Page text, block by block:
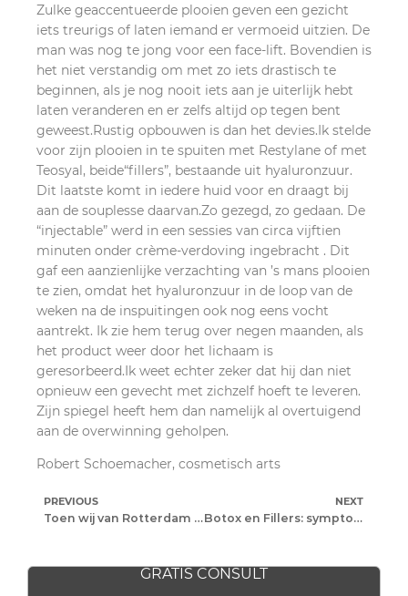
Zulke geaccentueerde plooien geven een gezicht
iets treurigs of laten iemand er vermoeid uitzien. De
man was nog te jong voor een face-lift. Bovendien is
het niet verstandig om met zo iets drastisch te
beginnen, als je nog nooit iets aan je uiterlijk hebt
laten veranderen en er zelfs altijd op tegen bent
geweest.Rustig opbouwen is dan het devies.Ik stelde
voor zijn plooien in te spuiten met Restylane of met
Teosyal, beide“fillers”, bestaande uit hyaluronzuur.
Dit laatste komt in iedere huid voor en draagt bij
aan de souplesse daarvan.Zo gezegd, zo gedaan. De
“injectable” werd in een sessies van circa vijftien
minuten onder crème-verdoving ingebracht . Dit
gaf een aanzienlijke verzachting van ’s mans plooien
te zien, omdat het hyaluronzuur in de loop van de
weken na de inspuitingen ook nog eens vocht
aantrekt. Ik zie hem terug over negen maanden, als
het product weer door het lichaam is
geresorbeerd.Ik weet echter zeker dat hij dan niet
opnieuw een gevecht met zichzelf hoeft te leveren.
Zijn spiegel heeft hem dan namelijk al overtuigend
aan de overwinning geholpen.
Robert Schoemacher, cosmetisch arts
PREVIOUS
Toen wij van Rotterdam vertrokken …
NEXT
Botox en Fillers: symptoombestrijders
GRATIS CONSULT